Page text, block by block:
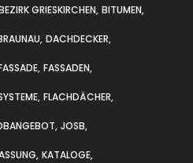
GRIESKIRCHEN BITUMEN
DACHDECKER
FASSADEN
FLACHDÄCHER
JOSB
KATALOGE